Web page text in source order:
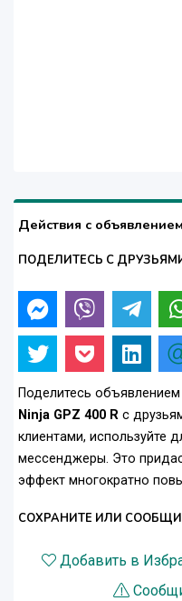
Действия с
ПОДЕЛИТЕСЬ С
Поделитесь объявлением
Ninja GPZ 400 R с
клиентами, используйте
мессенджеры. Это
эффект многократно
СОХРАНИТЕ ИЛИ
Добавить в